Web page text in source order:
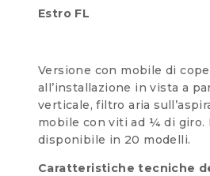
Estro FL
Versione con mobile di
all’installazione in vista a
verticale, filtro aria
mobile con viti ad ¼ di giro.
disponibile in 20 modelli.
Caratteristiche tecniche